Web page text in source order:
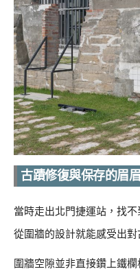
古蹟修復與保存的眉
當時走出北門捷運站，找
從圍牆的設計就能感受出對
圍牆空隙並非直接鑽上鐵